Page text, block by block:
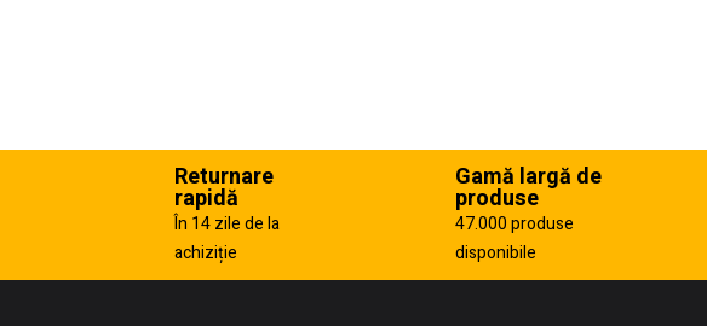
Returnare
rapidă
În 14 zile de la
achiziție
Gamă largă de
produse
47.000 produse
disponibile